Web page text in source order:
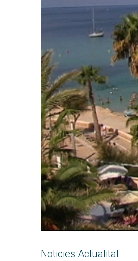
Noticies Actualitat